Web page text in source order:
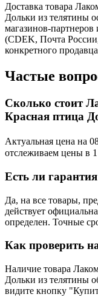
Доставка товара
Дольки из телятины
магазинов-
(CDEK, Почта
конкретного
Частые
Сколько стоит
Красная птица
Актуальная цена на
отслеживаем цены в 1
Есть ли
Да, на все товары,
действует
определен. Точные
Как проверить
Наличие товара
Дольки из телятины
видите кнопку